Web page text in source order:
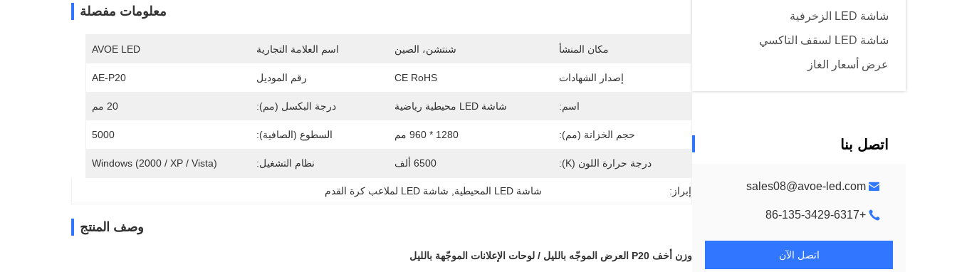
شاشة LED الزخرفية
شاشة LED لسقف التاكسي
عرض أسعار الغاز
اتصل بنا
sales08@avoe-led.com
+86-135-3429-6317
اتصل الآن
معلومات مفصلة
مكان المنشأ شنتشن، الصين اسم العلامة التجارية AVOE LED
إصدار الشهادات CE RoHS رقم الموديل AE-P20
اسم: شاشة LED محيطية رياضية درجة البكسل (مم): 20 مم
حجم الخزانة (مم): 1280 * 960 مم السطوع (الصافية): 5000
درجة حرارة اللون (K): 6500 ألف نظام التشغيل: Windows (2000 / XP / Vista)
إبراز: شاشة LED المحيطية شاشة LED لملاعب كرة القدم
وصف المنتج
وزن أخف P20 العرض الموجّه بالليل / لوحات الإعلانات الموجّهة بالليل